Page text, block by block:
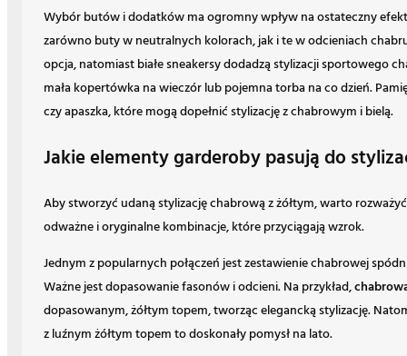
Wybór butów i dodatków ma ogromny wpływ na ostateczny
zarówno buty w neutralnych kolorach, jak i te w odcieniach
opcja, natomiast białe sneakersy dodadzą stylizacji sportowego
mała kopertówka na wieczór lub pojemna torba na co dzień.
czy apaszka, które mogą dopełnić stylizację z chabrowym i bielą.
Jakie elementy garderoby pasują do
Aby stworzyć udaną stylizację chabrową z żółtym, warto
odważne i oryginalne kombinacje, które przyciągają wzrok.
Jednym z popularnych połączeń jest zestawienie chabrowej
Ważne jest dopasowanie fasonów i odcieni. Na przykład,
dopasowanym, żółtym topem, tworząc elegancką stylizację.
z luźnym żółtym topem to doskonały pomysł na lato.